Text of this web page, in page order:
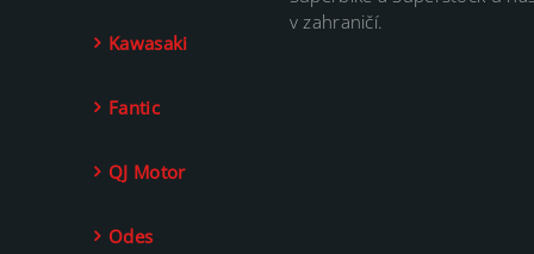
Kawasaki
Fantic
QJ Motor
Odes
v zahraničí.